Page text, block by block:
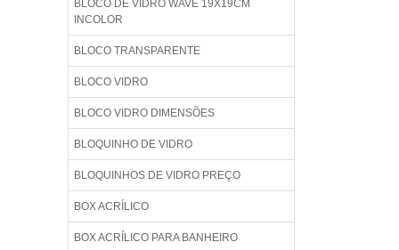
BLOCO DE VIDRO WAVE 19X19CM
INCOLOR
BLOCO TRANSPARENTE
BLOCO VIDRO
BLOCO VIDRO DIMENSÕES
BLOQUINHO DE VIDRO
BLOQUINHOS DE VIDRO PREÇO
BOX ACRÍLICO
BOX ACRÍLICO PARA BANHEIRO